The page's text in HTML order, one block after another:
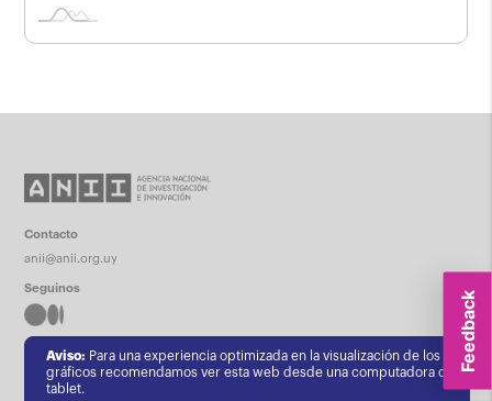
Aviso: Para una experiencia optimizada en la visualización de los
gráficos recomendamos ver esta web desde una computadora o
tablet.
Feedback
Apoya
Contacto
anii@anii.org.uy
Seguinos